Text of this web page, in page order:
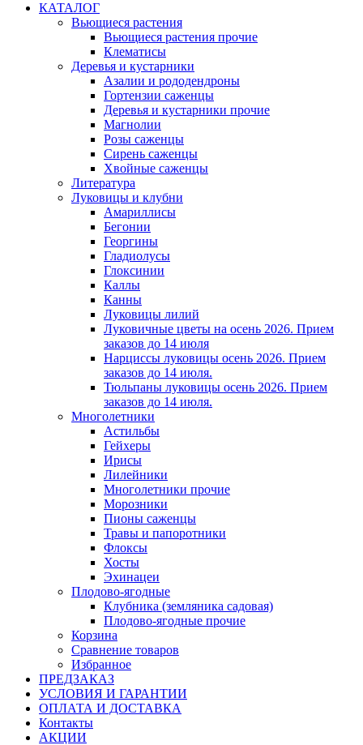
КАТАЛОГ
Вьющиеся растения
Вьющиеся растения прочие
Клематисы
Деревья и кустарники
Азалии и рододендроны
Гортензии саженцы
Деревья и кустарники прочие
Магнолии
Розы саженцы
Сирень саженцы
Хвойные саженцы
Литература
Луковицы и клубни
Амариллисы
Бегонии
Георгины
Гладиолусы
Глоксинии
Каллы
Канны
Луковицы лилий
Луковичные цветы на осень 2026. Прием
заказов до 14 июля
Нарциссы луковицы осень 2026. Прием
заказов до 14 июля.
Тюльпаны луковицы осень 2026. Прием
заказов до 14 июля.
Многолетники
Астильбы
Гейхеры
Ирисы
Лилейники
Многолетники прочие
Морозники
Пионы саженцы
Травы и папоротники
Флоксы
Хосты
Эхинацеи
Плодово-ягодные
Клубника (земляника садовая)
Плодово-ягодные прочие
Корзина
Сравнение товаров
Избранное
ПРЕДЗАКАЗ
УСЛОВИЯ И ГАРАНТИИ
ОПЛАТА И ДОСТАВКА
Контакты
АКЦИИ